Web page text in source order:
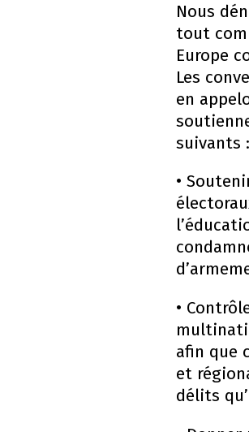
Nous
tout
Europe
Les
en
suivants :
•
•
afin que
et
délits